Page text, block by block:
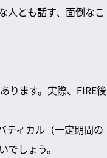
人とも話す、面倒なこ
ります。実際、FIRE後
ティカル（一定期間の
しょう。